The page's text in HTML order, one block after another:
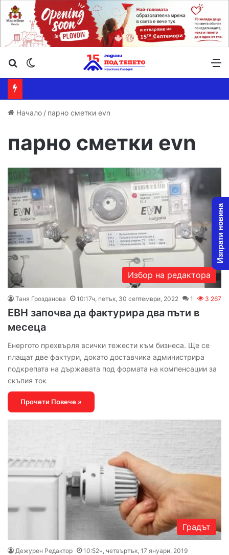
Търсене ...
Начало / парно сметки evn
парно сметки evn
Избор на редактора
Таня Грозданова 10:17ч, петък, 30 септември, 2022 1 3 267
ЕВН започва да фактурира два пъти в
месeца
Енергото прехвърля всички тежести към бизнеса. Ще се
плащат две фактури, докато доставчика администрира
подкрепата на държавата под формата на компенсации за
скъпия ток
Прочети Повече »
Градът
Дежурен Редактор
10:52ч, четвъртък, 17 януари, 2019
Изпрати новина